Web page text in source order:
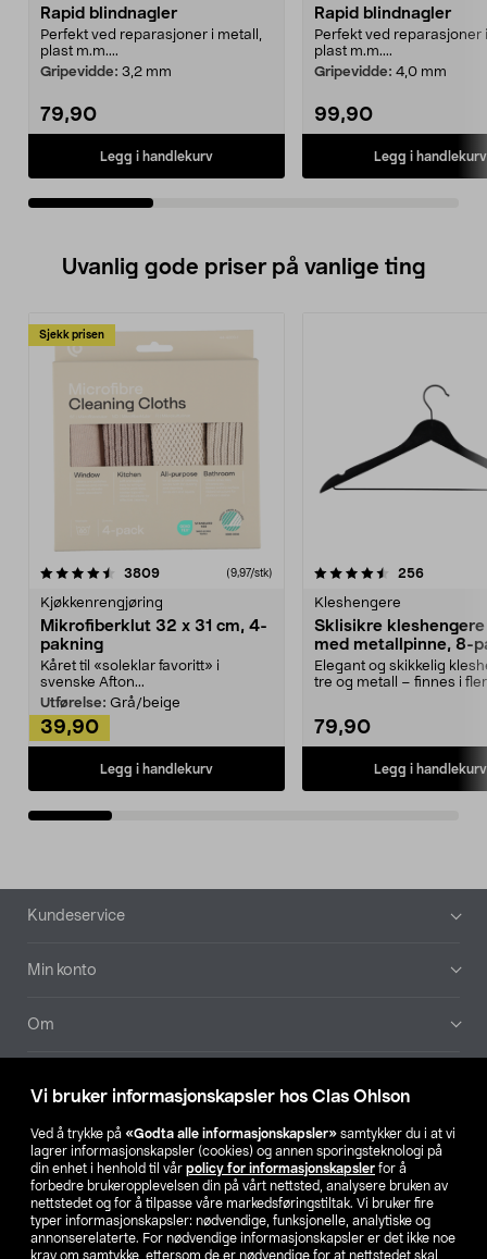
Vi bruker informasjonskapsler hos Clas Ohlson
Ved å trykke på «Godta alle informasjonskapsler» samtykker du i at vi
lagrer informasjonskapsler (cookies) og annen sporingsteknologi på
din enhet i henhold til vår policy for informasjonskapsler for å
forbedre brukeropplevelsen din på vårt nettsted, analysere bruken av
nettstedet og for å tilpasse våre markedsføringstiltak. Vi bruker fire
typer informasjonskapsler: nødvendige, funksjonelle, analytiske og
annonserelaterte. For nødvendige informasjonskapsler er det ikke noe
krav om samtykke, ettersom de er nødvendige for at nettstedet skal
Rapid blindnagler
Perfekt ved reparasjoner i metall,
plast m.m....
Gripevidde: 3,2 mm
79,90
Legg i handlekurv
Rapid blindnagler
Perfekt ved reparasjoner
plast m.m....
Gripevidde: 4,0 mm
99,90
Legg i handlekurv
Uvanlig gode priser på vanlige ting
Sjekk prisen
3809anmeldelser(9,97/stk)
Kjøkkenrengjøring
Mikrofiberklut 32 x 31 cm, 4-
pakning
Kåret til «soleklar favoritt» i
svenske Afton...
Utførelse: Grå/beige
39,90
Legg i handlekurv
4.5av 5 stjerner 256
Kleshengere
Sklisikre
med metallpinne, 8-
Elegant og skikkelig
tre og metall – finnes i
79,90
Legg i handlekurv
4.5av 5 stjerner
Bunntekst
Kundeservice
Min konto
Om
Våre selskaper
Finn din butikk
SE NO FI